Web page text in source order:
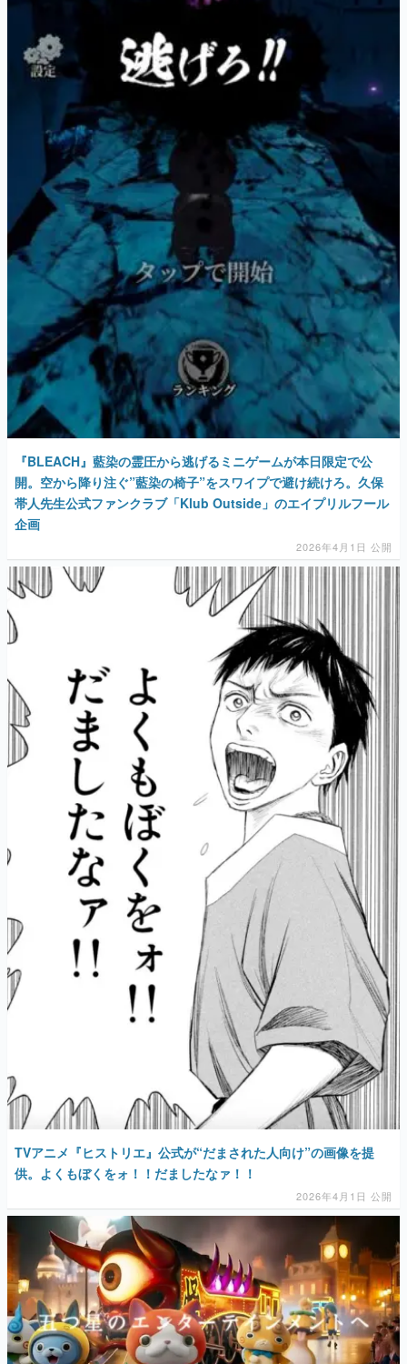
『BLEACH』藍染の霊圧から逃げるミニゲームが本日限定で公
開。空から降り注ぐ”藍染の椅子”をスワイプで避け続けろ。久保
帯人先生公式ファンクラブ「Klub Outside」のエイプリルフール
企画
2026年4月1日 公開
TVアニメ『ヒストリエ』公式が“だまされた人向け”の画像を提
供。よくもぼくをォ！！だましたなァ！！
2026年4月1日 公開